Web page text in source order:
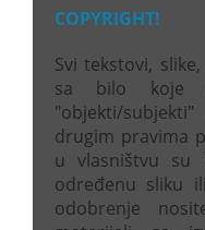
COPYRIGHT!
Svi tekstovi,
sa bilo koje
"objekti/
drugim pravima
u vlasništvu su
određenu sliku
odobrenje